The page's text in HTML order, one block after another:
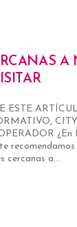
A
ESTE
¿En
cercanas a...